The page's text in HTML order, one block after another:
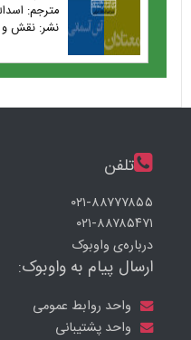
مترجم:
نشر: نقش و
تلفن
۰۲۱-۸۸۷۷۷۸۵۵
۰۲۱-۸۸۷۸۵۴۷۱
درباره‌ی واوبوک
ارسال پیام به واوبوک:
واحد روابط عمومی
واحد پشتیبانی